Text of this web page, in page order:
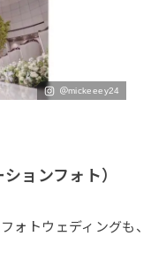
＠mickeeey24
ョンフォト）
ォトウェディングも、